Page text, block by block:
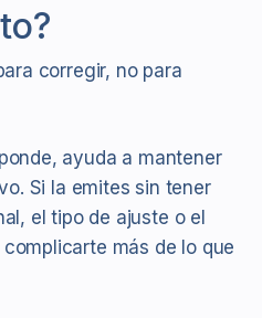
corregir, no para
ayuda a mantener
Si la emites sin tener
el tipo de ajuste o el
más de lo que